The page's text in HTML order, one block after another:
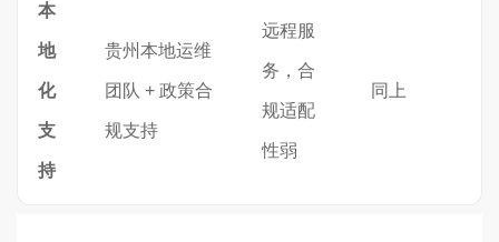
本
地
化
支
持
贵州本地运维
团队 + 政策合
规支持
远程服
务，合
规适配
性弱
同上